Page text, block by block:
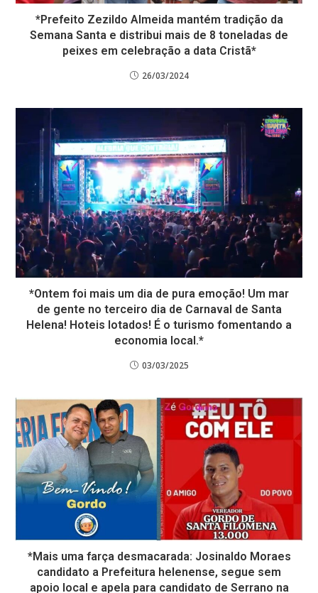
*Prefeito Zezildo Almeida mantém tradição da
Semana Santa e distribui mais de 8 toneladas de
peixes em celebração a data Cristã*
26/03/2024
*Ontem foi mais um dia de pura emoção! Um mar
de gente no terceiro dia de Carnaval de Santa
Helena! Hoteis lotados! É o turismo fomentando a
economia local.*
03/03/2025
*Mais uma farça desmacarada: Josinaldo Moraes
candidato a Prefeitura helenense, segue sem
apoio local e apela para candidato de Serrano na